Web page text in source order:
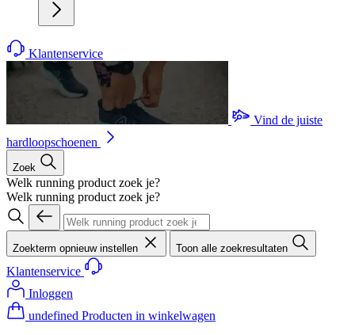
Klantenservice
Vind de juiste
hardloopschoenen
Zoek
Welk running product zoek je?
Welk running product zoek je?
Zoekterm opnieuw instellen Toon alle zoekresultaten
Klantenservice
Inloggen
undefined Producten in winkelwagen